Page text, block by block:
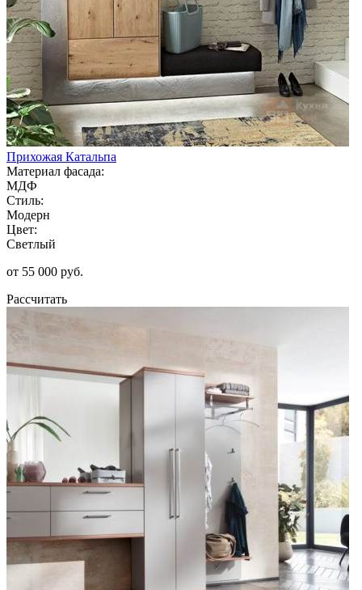
Прихожая Катальпа
Материал фасада:
МДФ
Стиль:
Модерн
Цвет:
Светлый
от 55 000 руб.
Рассчитать